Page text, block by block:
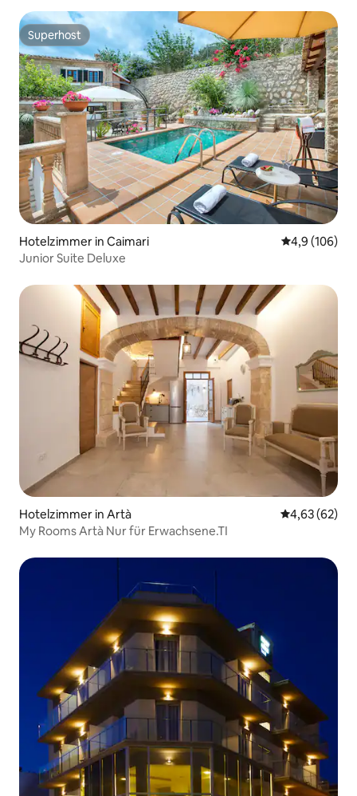
Superhost
Superhost
Hotelzimmer in Caimari
4,9 (106)
Junior Suite Deluxe
Hotelzimmer in Artà
4,63 (62)
My Rooms Artà Nur für Erwachsene.TI